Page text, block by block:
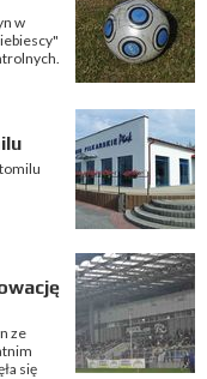
w
ze
się